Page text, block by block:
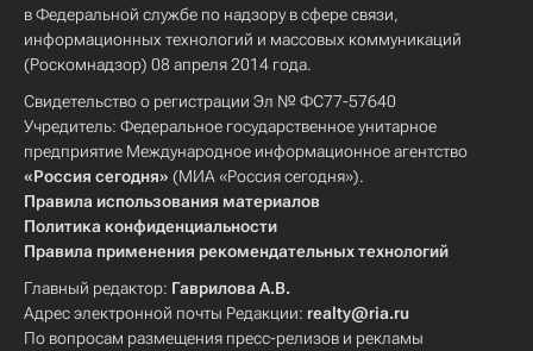
в Федеральной службе по надзору в сфере связи,
информационных технологий и массовых коммуникаций
(Роскомнадзор) 08 апреля 2014 года.
Свидетельство о регистрации Эл № ФС77-57640
Учредитель: Федеральное государственное унитарное
предприятие Международное информационное агентство
«Россия сегодня» (МИА «Россия сегодня»).
Правила использования материалов
Политика конфиденциальности
Правила применения рекомендательных технологий
Главный редактор: Гаврилова А.В.
Адрес электронной почты Редакции: realty@ria.ru
По вопросам размещения пресс-релизов и рекламы